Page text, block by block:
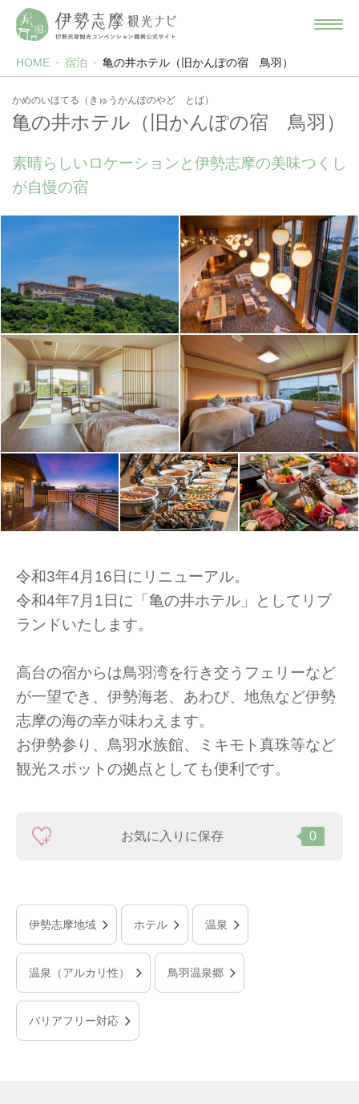
HOME 宿泊 亀の井ホテル（旧かんぽの宿 鳥羽）
かめのいほてる（きゅうかんぽのやど とば）
亀の井ホテル（旧かんぽの宿 鳥羽）
素晴らしいロケーションと伊勢志摩の美味つくし
が自慢の宿
令和3年4月16日にリニューアル。
令和4年7月1日に「亀の井ホテル」としてリブ
ランドいたします。
高台の宿からは鳥羽湾を行き交うフェリーなど
が一望でき、伊勢海老、あわび、地魚など伊勢
志摩の海の幸が味わえます。
お伊勢参り、鳥羽水族館、ミキモト真珠等など
観光スポットの拠点としても便利です。
お気に入りに保存 0
伊勢志摩地域 ホテル 温泉
温泉（アルカリ性） 鳥羽温泉郷
バリアフリー対応